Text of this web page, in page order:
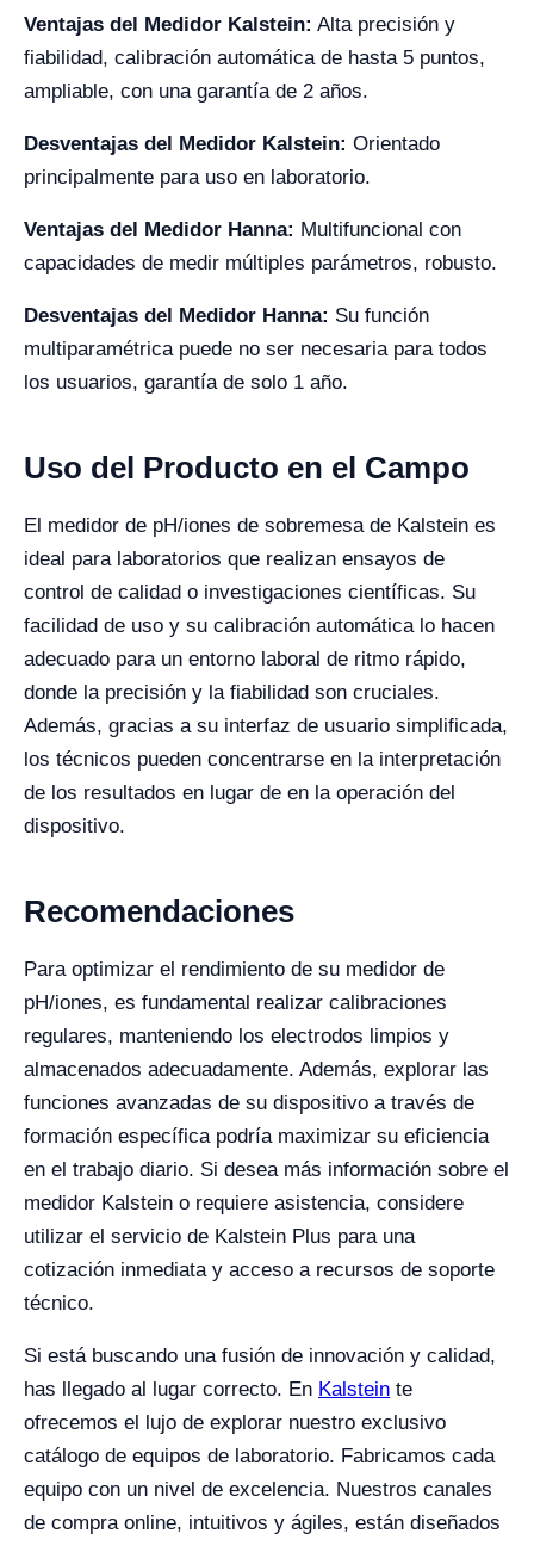
Ventajas del Medidor Kalstein: Alta precisión y
fiabilidad, calibración automática de hasta 5 puntos,
ampliable, con una garantía de 2 años.
Desventajas del Medidor Kalstein: Orientado
principalmente para uso en laboratorio.
Ventajas del Medidor Hanna: Multifuncional con
capacidades de medir múltiples parámetros, robusto.
Desventajas del Medidor Hanna: Su función
multiparamétrica puede no ser necesaria para todos
los usuarios, garantía de solo 1 año.
Uso del Producto en el Campo
El medidor de pH/iones de sobremesa de Kalstein es
ideal para laboratorios que realizan ensayos de
control de calidad o investigaciones científicas. Su
facilidad de uso y su calibración automática lo hacen
adecuado para un entorno laboral de ritmo rápido,
donde la precisión y la fiabilidad son cruciales.
Además, gracias a su interfaz de usuario simplificada,
los técnicos pueden concentrarse en la interpretación
de los resultados en lugar de en la operación del
dispositivo.
Recomendaciones
Para optimizar el rendimiento de su medidor de
pH/iones, es fundamental realizar calibraciones
regulares, manteniendo los electrodos limpios y
almacenados adecuadamente. Además, explorar las
funciones avanzadas de su dispositivo a través de
formación específica podría maximizar su eficiencia
en el trabajo diario. Si desea más información sobre el
medidor Kalstein o requiere asistencia, considere
utilizar el servicio de Kalstein Plus para una
cotización inmediata y acceso a recursos de soporte
técnico.
Si está buscando una fusión de innovación y calidad,
has llegado al lugar correcto. En Kalstein te
ofrecemos el lujo de explorar nuestro exclusivo
catálogo de equipos de laboratorio. Fabricamos cada
equipo con un nivel de excelencia. Nuestros canales
de compra online, intuitivos y ágiles, están diseñados